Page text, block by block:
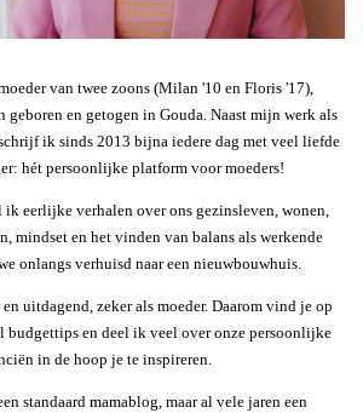
van twee zoons (Milan '10 en Floris '17),
geboren en getogen in Gouda. Naast mijn werk als
ik sinds 2013 bijna iedere dag met veel liefde
hét persoonlijke platform voor moeders!
ik eerlijke verhalen over ons gezinsleven, wonen,
mindset en het vinden van balans als werkende
onlangs verhuisd naar een nieuwbouwhuis.
uitdagend, zeker als moeder. Daarom vind je op
budgettips en deel ik veel over onze persoonlijke
in de hoop je te inspireren.
standaard mamablog, maar al vele jaren een